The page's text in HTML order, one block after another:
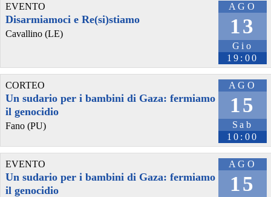
@circuito_c4m - 9/6/2022 18:09
spazi
pubblici abbandonati. Ce ne sono circa
200. Qui la #mappa
interattiva grazie all'iniziativa "mettiamoci il
#sgomberi #autogestione #diritti #lepore #xm24 #viazago1
#atlantide
uploads.knightlab.com/storymap
AGO
13
Gio
19:00
EVENTO
Disarmiamoci e Re(si)stiamo
Cavallino (LE)
AGO
15
Sab
10:00
CORTEO
Un sudario per i bambini di Gaza: fermiamo
il genocidio
Fano (PU)
AGO
15
EVENTO
Un sudario per i bambini di Gaza: fermiamo
il genocidio